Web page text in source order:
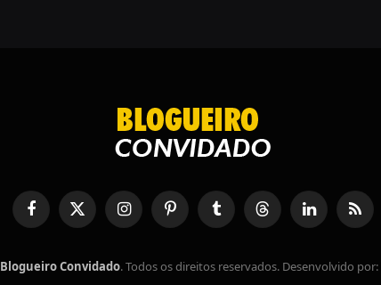
FacebookX
(Twitter)
InstagramPinterestTumblr Tópicos LinkedInRSS
Blogueiro Convidado. Todos os direitos reservados. Desenvolvido por: